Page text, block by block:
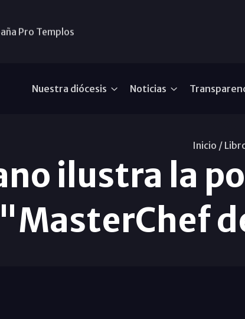
Pro Templos
Nuestra diócesis Noticias
Inicio /
ilustra la